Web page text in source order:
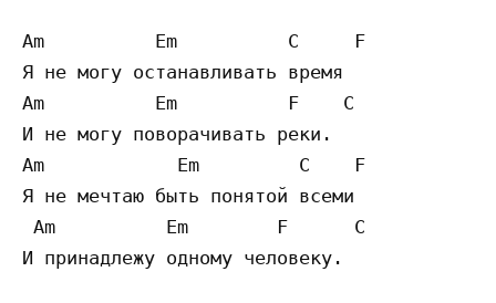
Am          Em          C     F
Я не могу останавливать время
Am          Em          F    C
И не могу поворачивать реки.
Am            Em         C    F
Я не мечтаю быть понятой всеми
Am          Em        F      C
И принадлежу одному человеку.